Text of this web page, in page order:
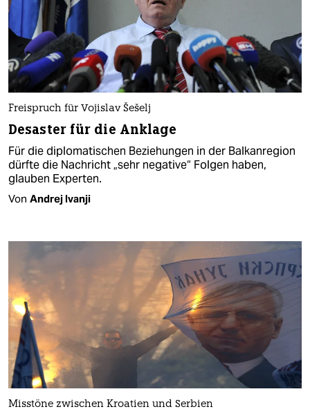
Freispruch für Vojislav Šešelj
Desaster für die Anklage
Für die diplomatischen Beziehungen in der Balkanregion
dürfte die Nachricht „sehr negative“ Folgen haben,
glauben Experten.
Von Andrej Ivanji
Misstöne zwischen Kroatien und Serbien